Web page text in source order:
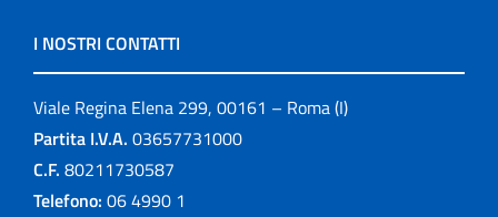
I NOSTRI CONTATTI
Viale Regina Elena 299, 00161 – Roma (I)
Partita I.V.A. 03657731000
C.F. 80211730587
Telefono: 06 4990 1